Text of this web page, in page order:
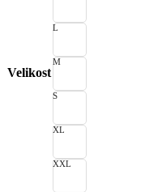
Velikost
L
M
S
XL
XXL